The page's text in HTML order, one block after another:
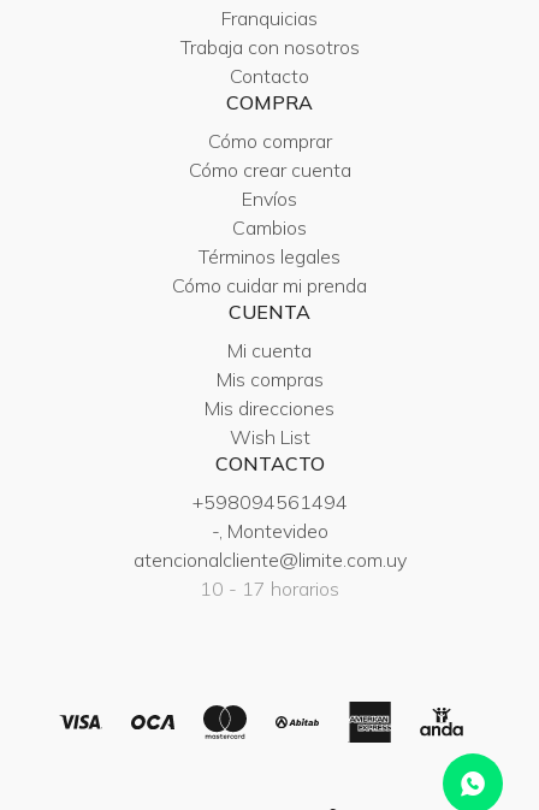
Franquicias
Trabaja con nosotros
Contacto
COMPRA
Cómo comprar
Cómo crear cuenta
Envíos
Cambios
Términos legales
Cómo cuidar mi prenda
CUENTA
Mi cuenta
Mis compras
Mis direcciones
Wish List
CONTACTO
+598094561494
-, Montevideo
atencionalcliente@limite.com.uy
10 - 17 horarios